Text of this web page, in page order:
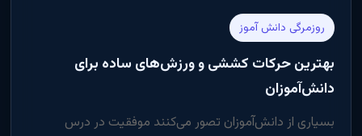
روزمرگی دانش آموز
بهترین حرکات کششی و ورزش‌های ساده برای
دانش‌آموزان
بسیاری از دانش‌آموزان تصور می‌کنند موفقیت در درس